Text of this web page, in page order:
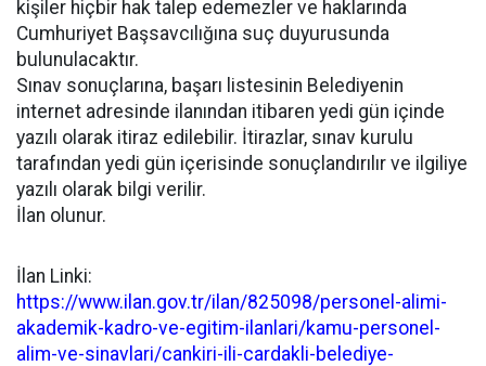
kişiler hiçbir hak talep edemezler ve haklarında
Cumhuriyet Başsavcılığına suç duyurusunda
bulunulacaktır.
Sınav sonuçlarına, başarı listesinin Belediyenin
internet adresinde ilanından itibaren yedi gün içinde
yazılı olarak itiraz edilebilir. İtirazlar, sınav kurulu
tarafından yedi gün içerisinde sonuçlandırılır ve ilgiliye
yazılı olarak bilgi verilir.
İlan olunur.
İlan Linki:
https://www.ilan.gov.tr/ilan/825098/personel-alimi-
akademik-kadro-ve-egitim-ilanlari/kamu-personel-
alim-ve-sinavlari/cankiri-ili-cardakli-belediye-